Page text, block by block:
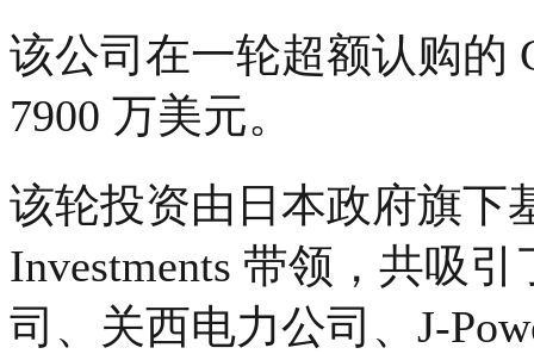
该公司在一轮超额认购的
7900 万美元。
该轮投资由日本政府旗下
Investments 带领，共吸
司、关西电力公司、J-